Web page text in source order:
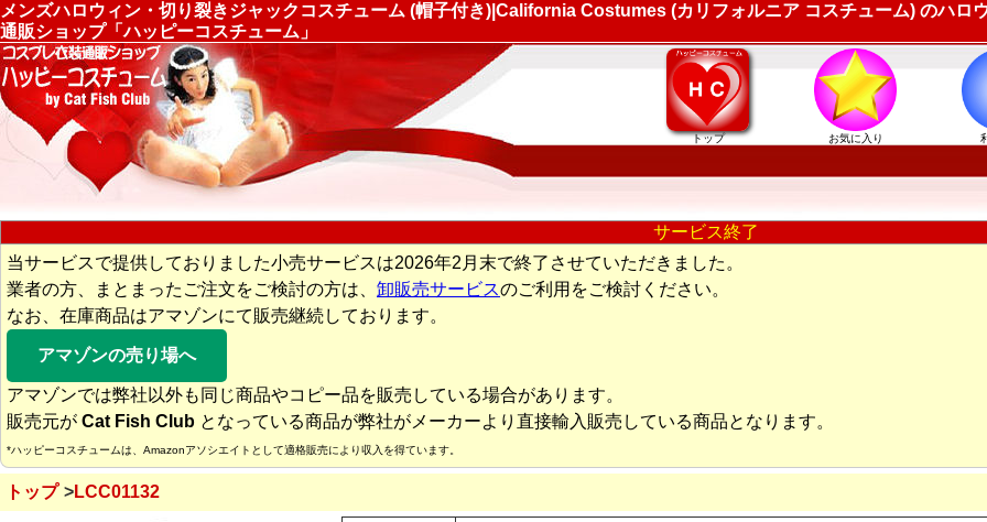
メンズハロウィン・切り裂きジャックコスチューム (帽子付き)|California Costumes (カリフォルニア コスチューム) のハロ
通販ショップ「ハッピーコスチューム」
トップ お気に入り
サービス終了
当サービスで提供しておりました小売サービスは2026年2月末で終了させていただきました。
業者の方、まとまったご注文をご検討の方は、 卸販売サービスのご利用をご検討ください。
なお、在庫商品はアマゾンにて販売継続しております。
アマゾンの売り場へ
アマゾンでは弊社以外も同じ商品やコピー品を販売している場合があります。
販売元が Cat Fish Club となっている商品が弊社がメーカーより直接輸入販売している商品となります。
*ハッピーコスチュームは、Amazonアソシエイトとして適格販売により収入を得ています。
トップ LCC01132